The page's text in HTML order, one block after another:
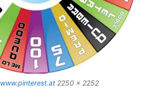
www.pinterest.at2250 x 2252